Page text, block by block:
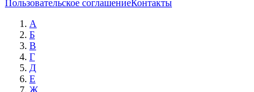
Пользовательское соглашениеКонтакты
А
Б
В
Г
Д
Е